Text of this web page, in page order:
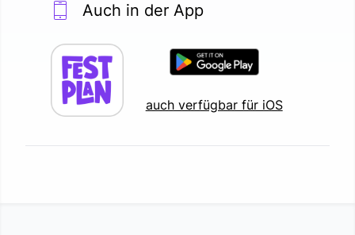
Auch in der App
auch verfügbar für iOS